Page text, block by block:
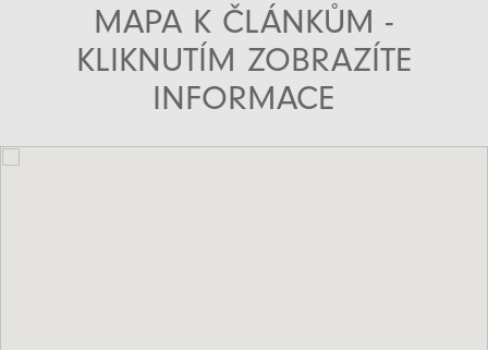
MAPA K ČLÁNKŮM -
KLIKNUTÍM ZOBRAZÍTE
INFORMACE